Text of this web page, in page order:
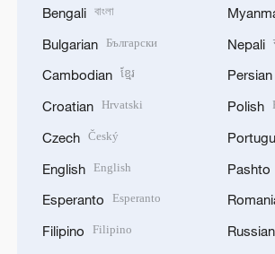
Bengali বাংলা
Bulgarian Български
Cambodian ខ្មែរ
Croatian Hrvatski
Czech Český
English English
Esperanto Esperanto
Filipino Filipino
Nepali
Persian
Polish
Pashto
Russian